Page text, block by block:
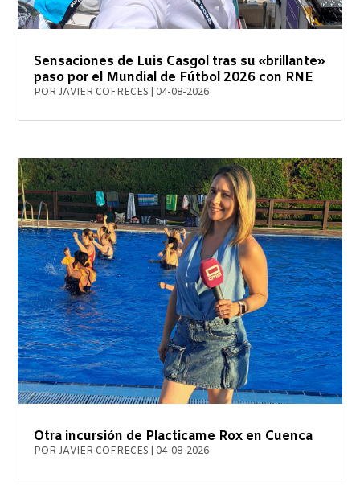
Sensaciones de Luis Casgol tras su «brillante»
paso por el Mundial de Fútbol 2026 con RNE
PORJAVIER COFRECES 04-08-2026
Otra incursión de Placticame Rox en Cuenca
PORJAVIER COFRECES 04-08-2026